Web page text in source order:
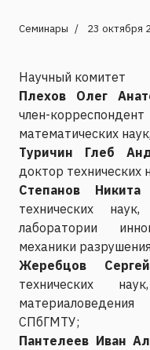
Семинары 23 октября
Научный комитет
Плехов Олег
член-
математических
Туричин Глеб
доктор
Степанов Никита
технических
лаборатории
механики
Жеребцов
технических
СПбГМТУ;
Пантелеев Иван